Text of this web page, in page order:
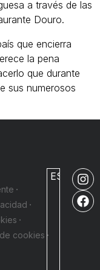
a través de las
Douro.
que encierra
la pena
que durante
sus numerosos
cookies
ES